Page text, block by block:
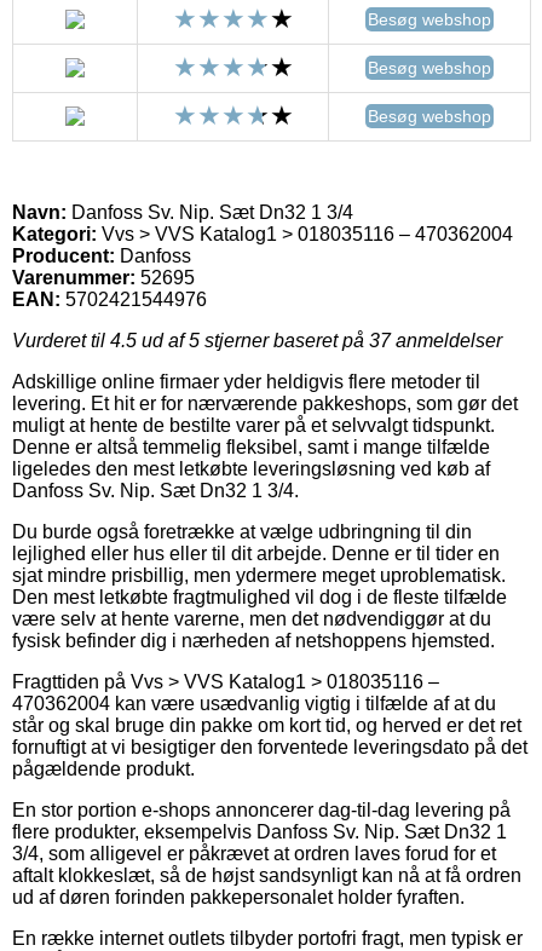
Besøg webshop
Besøg webshop
Besøg webshop
Navn: Danfoss Sv. Nip. Sæt Dn32 1 3/4
Kategori: Vvs > VVS Katalog1 > 018035116 – 470362004
Producent: Danfoss
Varenummer: 52695
EAN: 5702421544976
Vurderet til 4.5 ud af 5 stjerner baseret på 37anmeldelser
Adskillige online firmaer yder heldigvis flere metoder til
levering. Et hit er for nærværende pakkeshops, som gør det
muligt at hente de bestilte varer på et selvvalgt tidspunkt.
Denne er altså temmelig fleksibel, samt i mange tilfælde
ligeledes den mest letkøbte leveringsløsning ved køb af
Danfoss Sv. Nip. Sæt Dn32 1 3/4.
Du burde også foretrække at vælge udbringning til din
lejlighed eller hus eller til dit arbejde. Denne er til tider en
sjat mindre prisbillig, men ydermere meget uproblematisk.
Den mest letkøbte fragtmulighed vil dog i de fleste tilfælde
være selv at hente varerne, men det nødvendiggør at du
fysisk befinder dig i nærheden af netshoppens hjemsted.
Fragttiden på Vvs > VVS Katalog1 > 018035116 –
470362004 kan være usædvanlig vigtig i tilfælde af at du
står og skal bruge din pakke om kort tid, og herved er det ret
fornuftigt at vi besigtiger den forventede leveringsdato på det
pågældende produkt.
En stor portion e-shops annoncerer dag-til-dag levering på
flere produkter, eksempelvis Danfoss Sv. Nip. Sæt Dn32 1
3/4, som alligevel er påkrævet at ordren laves forud for et
aftalt klokkeslæt, så de højst sandsynligt kan nå at få ordren
ud af døren forinden pakkepersonalet holder fyraften.
En række internet outlets tilbyder portofri fragt, men typisk er